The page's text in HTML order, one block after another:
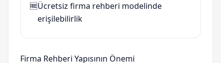
🆓Ücretsiz firma rehberi modelinde
erişilebilirlik
Firma Rehberi Yapısının Önemi